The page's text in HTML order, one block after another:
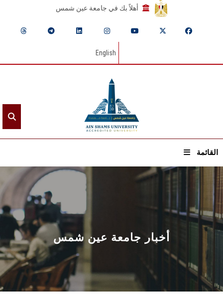
أهلاً بك في جامعة عين شمس
English
القائمة
الرئيسيـة
عن الجامعة
القطاعـات
الشئون الأكاديمية
البحث العلمي
أخبار جامعة عين شمس